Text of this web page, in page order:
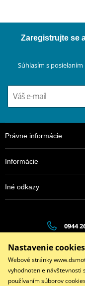
Zaregistrujte se
Súhlasím s
Právne informácie
Informácie
Iné odkazy
0944
Po-Pia
Nastavenie cookies
Webové stránky
vyhodnotenie návštevnosti
používaním súborov